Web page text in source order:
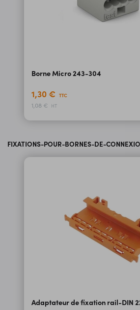
Borne Micro 243-304
1,30 € TTC
1,08 € HT
FIXATIONS-POUR-BORNES-DE-
Adaptateur de fixation rail-DIN